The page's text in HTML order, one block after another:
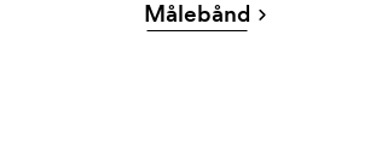
Målebånd